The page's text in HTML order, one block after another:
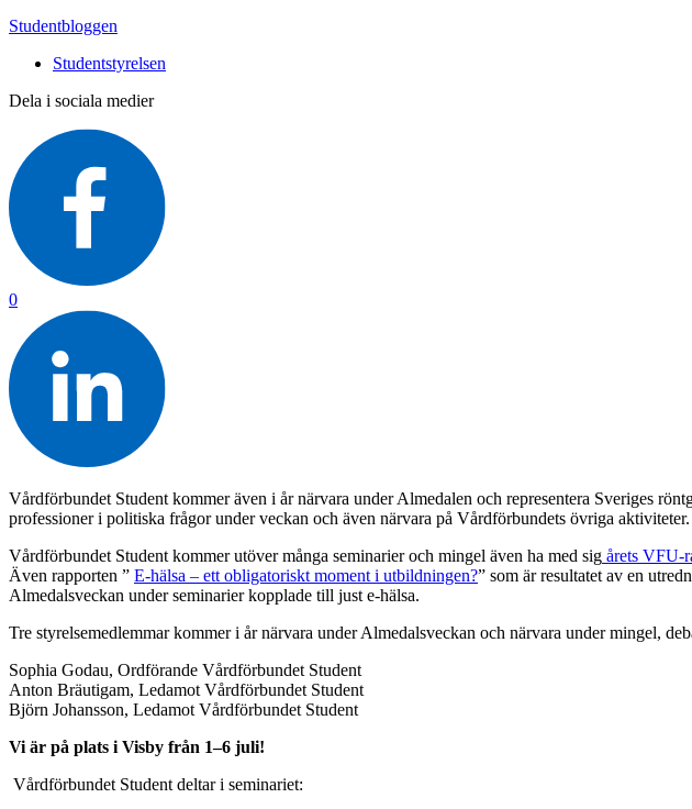
Studentbloggen
Studentstyrelsen
Dela i sociala medier
0
Vårdförbundet Student kommer även i år närvara under Almedalen och representera Sveriges
professioner i politiska frågor under veckan och även närvara på Vårdförbundets övriga aktiviteter.
Vårdförbundet Student kommer utöver många seminarier och mingel även ha med sig årets VFU-
Även rapporten ” E-hälsa – ett obligatoriskt moment i utbildningen?” som är resultatet av en
Almedalsveckan under seminarier kopplade till just e-hälsa.
Tre styrelsemedlemmar kommer i år närvara under Almedalsveckan och närvara under mingel,
Sophia Godau, Ordförande Vårdförbundet Student
Anton Bräutigam, Ledamot Vårdförbundet Student
Björn Johansson, Ledamot Vårdförbundet Student
Vi är på plats i Visby från 1–6 juli!
Vårdförbundet Student deltar i seminariet: